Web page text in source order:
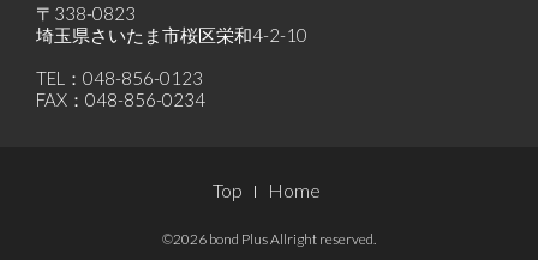
〒338-0823
埼玉県さいたま市桜区栄和4-2-10
TEL：048-856-0123
FAX：048-856-0234
Top Home
©2026 bond Plus Allright reserved.